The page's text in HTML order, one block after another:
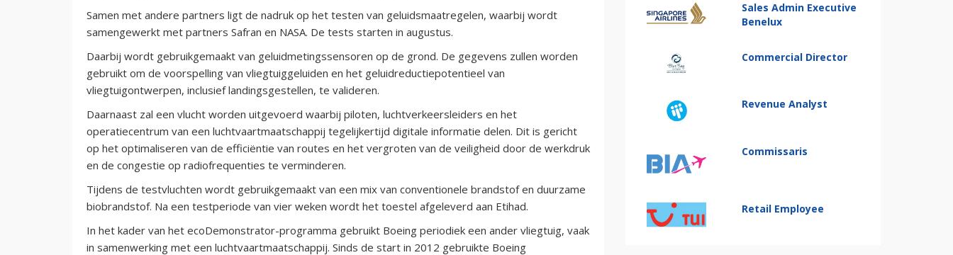
Samen met andere partners ligt de nadruk op het testen van geluidsmaatregelen, waarbij wordt
samengewerkt met partners Safran en NASA. De tests starten in augustus.
Daarbij wordt gebruikgemaakt van geluidmetingssensoren op de grond. De gegevens zullen worden
gebruikt om de voorspelling van vliegtuiggeluiden en het geluidreductiepotentieel van
vliegtuigontwerpen, inclusief landingsgestellen, te valideren.
Daarnaast zal een vlucht worden uitgevoerd waarbij piloten, luchtverkeersleiders en het
operatiecentrum van een luchtvaartmaatschappij tegelijkertijd digitale informatie delen. Dit is gericht
op het optimaliseren van de efficiëntie van routes en het vergroten van de veiligheid door de werkdruk
en de congestie op radiofrequenties te verminderen.
Tijdens de testvluchten wordt gebruikgemaakt van een mix van conventionele brandstof en duurzame
biobrandstof. Na een testperiode van vier weken wordt het toestel afgeleverd aan Etihad.
In het kader van het ecoDemonstrator-programma gebruikt Boeing periodiek een ander vliegtuig, vaak
in samenwerking met een luchtvaartmaatschappij. Sinds de start in 2012 gebruikte Boeing
Sales Admin Executive
Benelux
Commercial Director
Revenue Analyst
Commissaris
Retail Employee